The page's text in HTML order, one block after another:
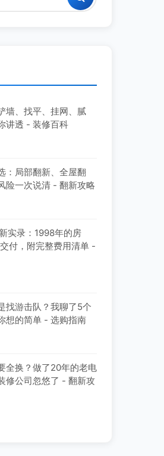
墙、找平、挂网、腻
讲透 - 装修百科
：局部翻新、全屋翻
险一次说清 - 翻新攻略
实录：1998年的房
付，附完整费用清单 -
找游击队？我聊了5个
想的简单 - 选购指南
全换？做了20年的老电
修公司忽悠了 - 翻新攻